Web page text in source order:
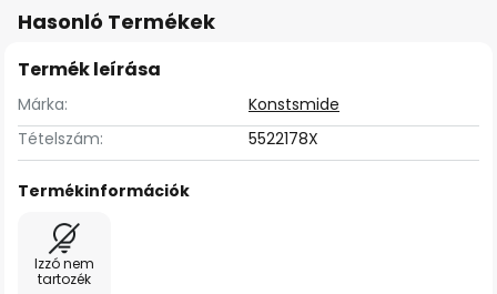
Hasonló Termékek
Termék leírása
Márka:
Konstsmide
Tételszám:
5522178X
Termékinformációk
Izzó nem
tartozék